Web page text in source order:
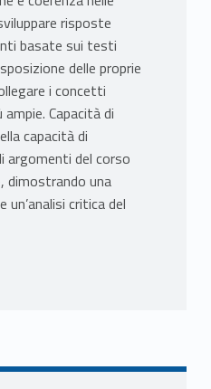
risposte
basate sui testi
delle proprie
i concetti
Capacità di
capacità di
argomenti del corso
dimostrando una
un’analisi critica del